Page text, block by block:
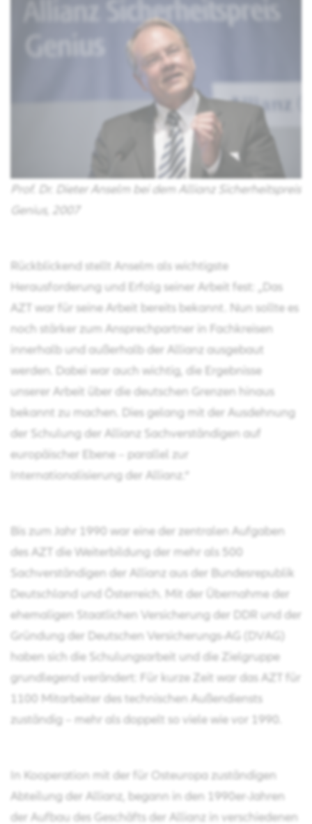
Prof. Dr. Dieter Anselm bei dem Allianz Sicherheitspreis
Genius, 2007
Rückblickend stellt Anselm als wichtigste
Herausforderung und Erfolg seiner Arbeit fest: „Das
AZT war für seine Arbeit bereits bekannt. Nun sollte es
noch stärker zum Ansprechpartner in Fachkreisen
innerhalb und außerhalb der Allianz ausgebaut
werden. Dabei war auch wichtig, die Ergebnisse
unserer Arbeit über die deutschen Grenzen hinaus
bekannt zu machen. Dies gelang mit der Ausdehnung
der Schulung der Allianz Sachverständigen auf
europäischer Ebene – parallel zur
Internationalisierung der Allianz.“
Bis zum Jahr 1990 war eine der zentralen Aufgaben
des AZT die Weiterbildung der mehr als 500
Sachverständigen der Allianz aus der Bundesrepublik
Deutschland und Österreich. Mit der Übernahme der
ehemaligen Staatlichen Versicherung der DDR und der
Gründung der Deutschen Versicherungs-AG (DVAG)
haben sich die Schulungsarbeit und die Zielgruppe
grundlegend verändert: Für kurze Zeit war das AZT für
1100 Mitarbeiter des technischen Außendiensts
zuständig – mehr als doppelt so viele wie vor 1990.
In Kooperation mit der für Osteuropa zuständigen
Abteilung der Allianz, begann in den 1990er-Jahren
der Aufbau des Geschäfts der Allianz in verschiedenen